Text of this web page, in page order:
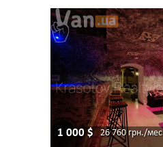
1 000$ 26 760грн./мес